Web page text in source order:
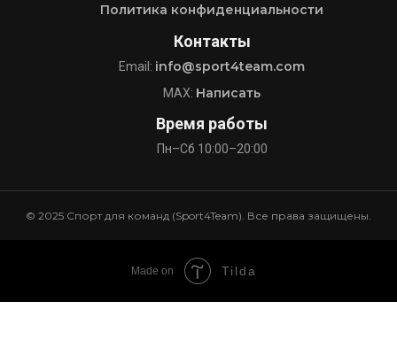
Политика конфиденциальности
Контакты
Email: info@sport4team.com
MAX: Написать
Время работы
Пн–Сб 10:00–20:00
© 2025 Спорт для команд (Sport4Team). Все права защищены.
Made on Tilda